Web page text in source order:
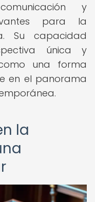
y
para la
Su capacidad
única y
una forma
en el panorama
la